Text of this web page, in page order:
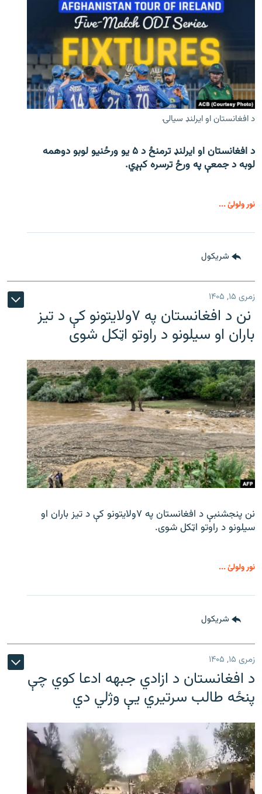
د افغانستان او ایرلنډ سیالۍ
د افغانستان او ایرلنډ ترمنځ د ۵ یو ورځنیو لوبو دوهمه
لوبه د جمعې په ورځ ترسره کېږي.
نور ولولئ ...
شريکول
زمری ۱۵, ۱۴۰۵
نن د افغانستان په ۷ولایتونو کې د تیز
باران او سیلونو د راوتو اټکل شوی
نن پنجشنبې د افغانستان په ۷ولایتونو کې د تیز باران او
سیلونو د راوتو اټکل شوی.
نور ولولئ ...
شريکول
زمری ۱۵, ۱۴۰۵
د افغانستان د ازادي جبهه ادعا کوي چې
پنځه طالب سرتیري يې وژلي دي